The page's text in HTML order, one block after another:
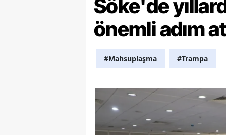
Söke'de
önemli adım
#Mahsuplaşma #Trampa